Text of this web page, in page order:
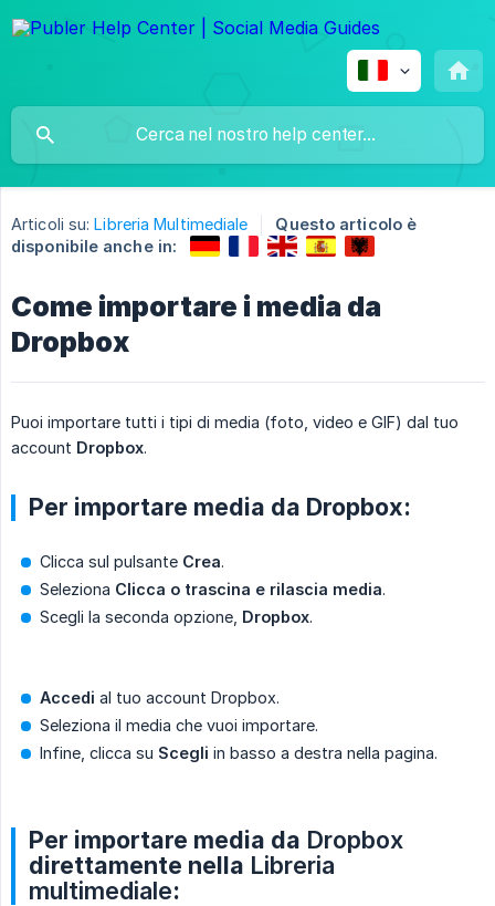
Articoli su: Libreria Multimediale
Questo articolo è
disponibile anche in:
Come importare i media da
Dropbox
Puoi importare tutti i tipi di media (foto, video e GIF) dal tuo
account Dropbox.
Per importare media da Dropbox:
Clicca sul pulsante Crea.
Seleziona Clicca o trascina e rilascia media.
Scegli la seconda opzione, Dropbox.
Accedi al tuo account Dropbox.
Seleziona il media che vuoi importare.
Infine, clicca su Scegli in basso a destra nella pagina.
Per importare media da Dropbox
direttamente nella Libreria
multimediale: